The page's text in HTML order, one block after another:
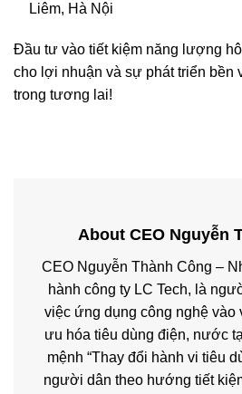
Liêm, Hà Nội
Đầu tư vào tiết kiệm năng lượng
cho lợi nhuận và sự phát triển bền
trong tương lai!
About CEO Nguyễn
CEO Nguyễn Thành Công –
hành công ty LC Tech, là
việc ứng dụng công nghệ vào
ưu hóa tiêu dùng điện, nước
mệnh “Thay đổi hành vi tiêu
người dân theo hướng tiết